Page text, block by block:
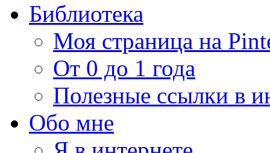
Библиотека
Моя страница на
От 0 до 1 года
Полезные ссылки в
Обо мне